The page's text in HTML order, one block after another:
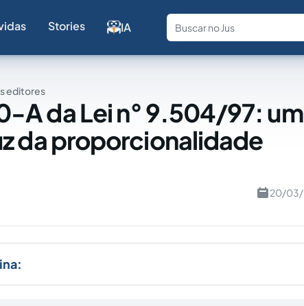
Stories IA
Fale com a IA
editores
A da Lei n° 9.504/97:
da proporcionalidade
20/03/